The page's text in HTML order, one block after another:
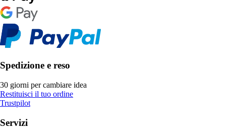
Spedizione e reso
30 giorni per cambiare idea
Restituisci il tuo ordine
Trustpilot
Servizi